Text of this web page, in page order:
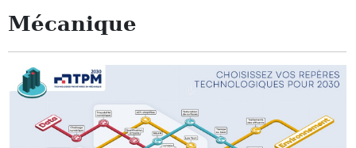
Mécanique